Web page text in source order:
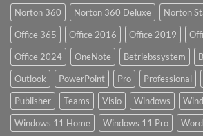
Norton 360
Norton 360 Deluxe Norton
Office 365
Office 2016 Office 2019
Office 2024
OneNote Betriebssystem
Outlook
PowerPoint Pro Professional
Publisher
Teams Visio Windows
Windows 11 Home
Windows 11 Pro Word